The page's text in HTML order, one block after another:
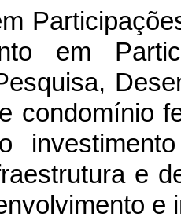
em
condomínio
e